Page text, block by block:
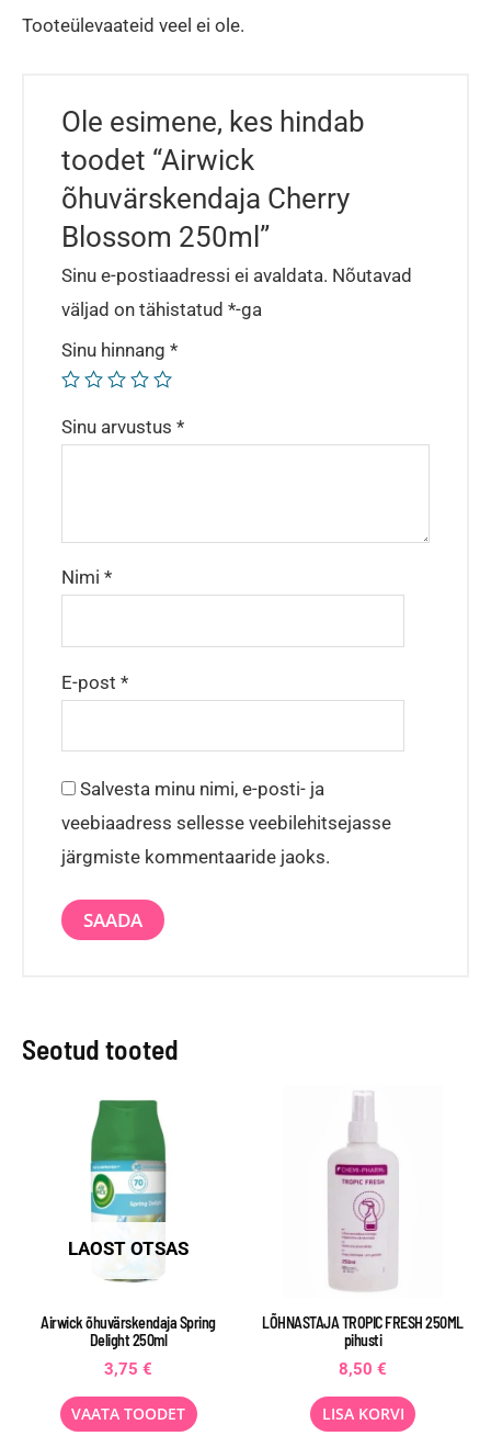
Tooteülevaateid veel ei ole.
Ole esimene, kes hindab
toodet “Airwick
õhuvärskendaja Cherry
Blossom 250ml”
Sinu e-postiaadressi ei avaldata. Nõutavad
väljad on tähistatud *-ga
Sinu hinnang *
Sinu arvustus *
Nimi *
E-post *
Salvesta minu nimi, e-posti- ja
veebiaadress sellesse veebilehitsejasse
järgmiste kommentaaride jaoks.
Seotud tooted
LAOST OTSAS
Airwick õhuvärskendaja Spring
Delight 250ml
3,75 €
VAATA TOODET
LÕHNASTAJA TROPIC FRESH 250ML
pihusti
8,50 €
LISA KORVI